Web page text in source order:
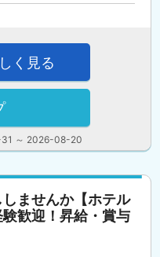
31 ～ 2026-08-20
く見る
ませんか【ホテル
歓迎！昇給・賞与